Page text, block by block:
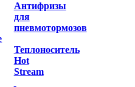
Антифризы
для
пневмотормозов
Теплоноситель
Hot
Stream